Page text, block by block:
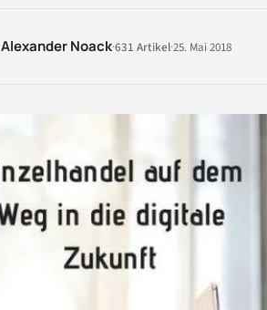
Alexander Noack·631 Artikel·25. Mai 2018